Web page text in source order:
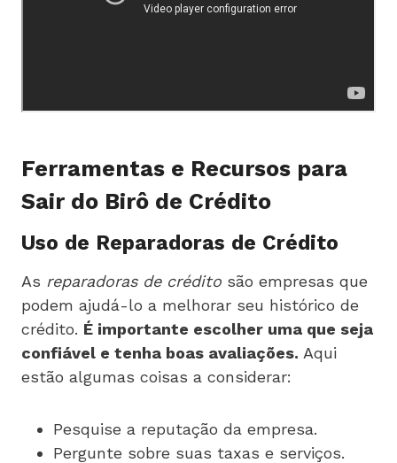
Ferramentas e Recursos para
Sair do Birô de Crédito
Uso de Reparadoras de Crédito
As reparadoras de crédito são empresas que
podem ajudá-lo a melhorar seu histórico de
crédito. É importante escolher uma que seja
confiável e tenha boas avaliações. Aqui
estão algumas coisas a considerar:
Pesquise a reputação da empresa.
Pergunte sobre suas taxas e serviços.